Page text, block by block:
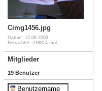
Cimg1456.jpg
Datum: 12.08.2003
Betrachtet: 218814 mal
Mitglieder
19 Benutzer